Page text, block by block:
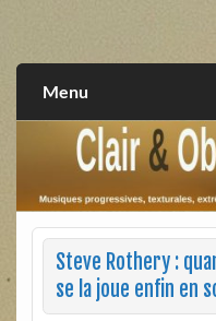
extrêmes, alternatives,
Menu
Steve Rothery :
se la joue enfin en